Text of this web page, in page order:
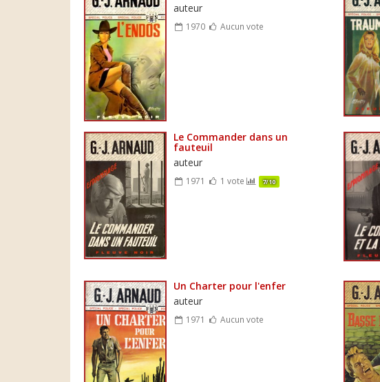
auteur
1970 Aucun vote
Le Commander dans un
fauteuil
auteur
1971 1 vote 7/10
Un Charter pour l'enfer
auteur
1971 Aucun vote